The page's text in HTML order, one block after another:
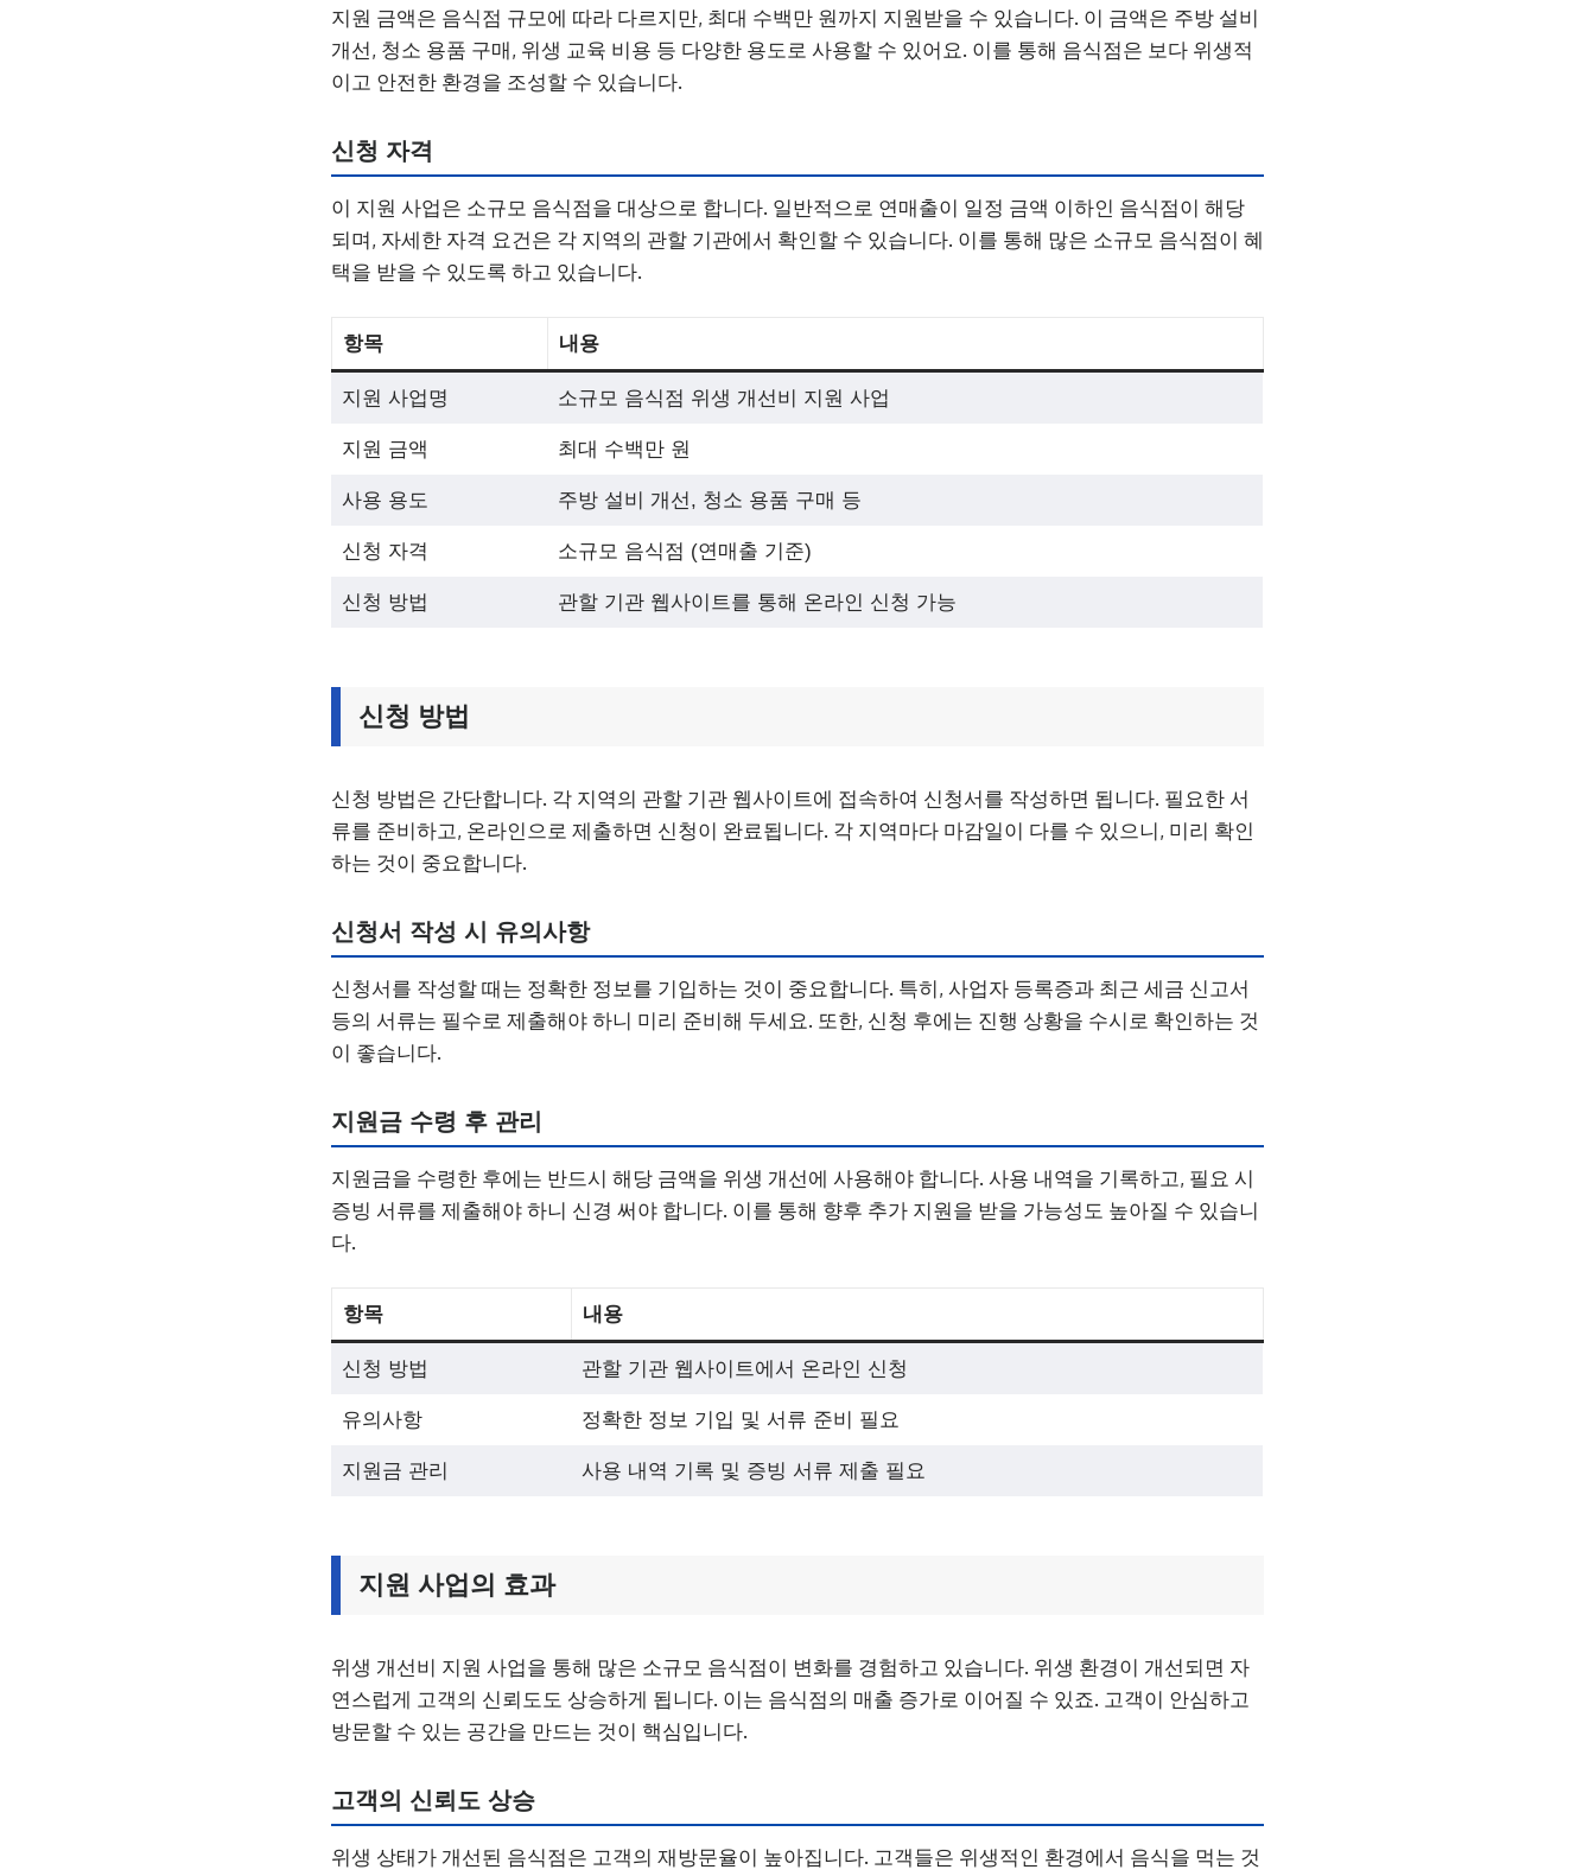
지원 금액은 음식점 규모에 따라 다르지만, 최대 수백만 원까지 지원받을 수 있습니다. 이 금액은 주방 설비
개선, 청소 용품 구매, 위생 교육 비용 등 다양한 용도로 사용할 수 있어요. 이를 통해 음식점은 보다 위생적
이고 안전한 환경을 조성할 수 있습니다.
신청 자격
이 지원 사업은 소규모 음식점을 대상으로 합니다. 일반적으로 연매출이 일정 금액 이하인 음식점이 해당
되며, 자세한 자격 요건은 각 지역의 관할 기관에서 확인할 수 있습니다. 이를 통해 많은 소규모 음식점이 혜
택을 받을 수 있도록 하고 있습니다.
항목 내용
지원 사업명 소규모 음식점 위생 개선비 지원 사업
지원 금액 최대 수백만 원
사용 용도 주방 설비 개선, 청소 용품 구매 등
신청 자격 소규모 음식점 (연매출 기준)
신청 방법 관할 기관 웹사이트를 통해 온라인 신청 가능
신청 방법
신청 방법은 간단합니다. 각 지역의 관할 기관 웹사이트에 접속하여 신청서를 작성하면 됩니다. 필요한 서
류를 준비하고, 온라인으로 제출하면 신청이 완료됩니다. 각 지역마다 마감일이 다를 수 있으니, 미리 확인
하는 것이 중요합니다.
신청서 작성 시 유의사항
신청서를 작성할 때는 정확한 정보를 기입하는 것이 중요합니다. 특히, 사업자 등록증과 최근 세금 신고서
등의 서류는 필수로 제출해야 하니 미리 준비해 두세요. 또한, 신청 후에는 진행 상황을 수시로 확인하는 것
이 좋습니다.
지원금 수령 후 관리
지원금을 수령한 후에는 반드시 해당 금액을 위생 개선에 사용해야 합니다. 사용 내역을 기록하고, 필요 시
증빙 서류를 제출해야 하니 신경 써야 합니다. 이를 통해 향후 추가 지원을 받을 가능성도 높아질 수 있습니
다.
항목 내용
신청 방법 관할 기관 웹사이트에서 온라인 신청
유의사항 정확한 정보 기입 및 서류 준비 필요
지원금 관리 사용 내역 기록 및 증빙 서류 제출 필요
지원 사업의 효과
위생 개선비 지원 사업을 통해 많은 소규모 음식점이 변화를 경험하고 있습니다. 위생 환경이 개선되면 자
연스럽게 고객의 신뢰도도 상승하게 됩니다. 이는 음식점의 매출 증가로 이어질 수 있죠. 고객이 안심하고
방문할 수 있는 공간을 만드는 것이 핵심입니다.
고객의 신뢰도 상승
위생 상태가 개선된 음식점은 고객의 재방문율이 높아집니다. 고객들은 위생적인 환경에서 음식을 먹는 것